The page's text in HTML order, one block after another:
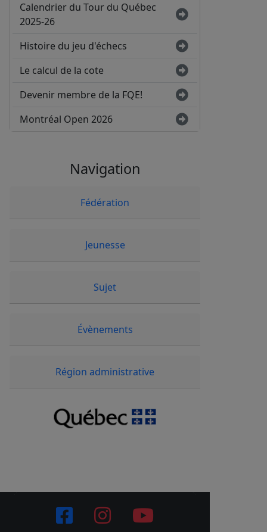
Calendrier du Tour du Québec
2025-26
Histoire du jeu d'échecs
Le calcul de la cote
Devenir membre de la FQE!
Montréal Open 2026
Navigation
Fédération
Jeunesse
Sujet
Évènements
Région administrative